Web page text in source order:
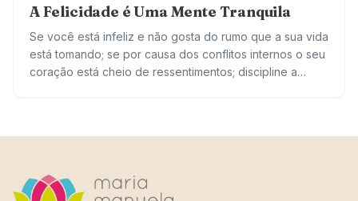
A Felicidade é Uma Mente Tranquila
Se você está infeliz e não gosta do rumo que a sua vida
está tomando; se por causa dos conflitos internos o seu
coração está cheio de ressentimentos; discipline a…